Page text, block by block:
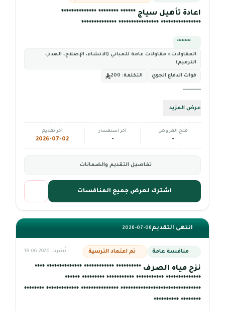
اعادة تأهيل سياج ****** ******** **************
**************** **************** **************
*********
المقاولات › مقاولات عامة للمباني (الانشاء، الإصلاح، الهدم،
الترميم)
قوات الدفاع الجوي التكلفة:
*********
عرض المزيد
فتح العروض
-
آخر استفسار
-
آخر تقديم
2026-07-02
تفاصيل التقديم والضمانات
اشترك لعرض جميع المنافسات
انتهى التقديم2026-07-06
منافسة عامة تم اعتماد الترسية نُشرت 2026-06-18
نزح مياه الصرف ********** ************ ************** ****
************** *********** *********** ********* ******
******************************** *************** ************* ********
******** **********